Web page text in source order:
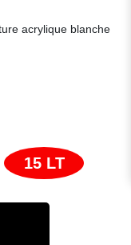
acrylique blanche
15 LT